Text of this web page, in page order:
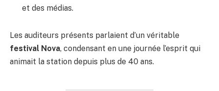
et des médias.
Les auditeurs présents parlaient d’un véritable
festival Nova, condensant en une journée l’esprit qui
animait la station depuis plus de 40 ans.